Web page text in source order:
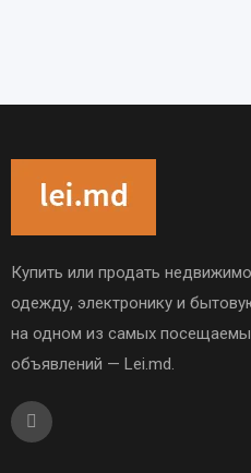
Купить или продать
одежду, электронику и
на одном из самых
объявлений — Lei.md.